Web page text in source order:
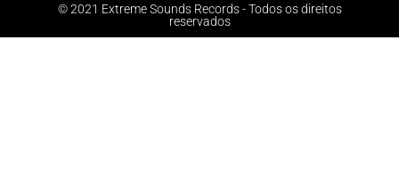
© 2021 Extreme Sounds Records - Todos os direitos
reservados